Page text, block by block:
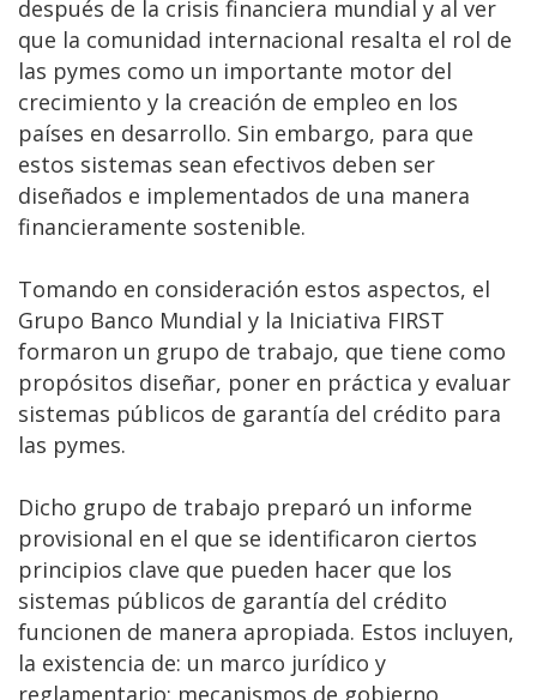
después de la crisis financiera mundial y al ver
que la comunidad internacional resalta el rol de
las pymes como un importante motor del
crecimiento y la creación de empleo en los
países en desarrollo. Sin embargo, para que
estos sistemas sean efectivos deben ser
diseñados e implementados de una manera
financieramente sostenible.
Tomando en consideración estos aspectos, el
Grupo Banco Mundial y la Iniciativa FIRST
formaron un grupo de trabajo, que tiene como
propósitos diseñar, poner en práctica y evaluar
sistemas públicos de garantía del crédito para
las pymes.
Dicho grupo de trabajo preparó un informe
provisional en el que se identificaron ciertos
principios clave que pueden hacer que los
sistemas públicos de garantía del crédito
funcionen de manera apropiada. Estos incluyen,
la existencia de: un marco jurídico y
reglamentario; mecanismos de gobierno